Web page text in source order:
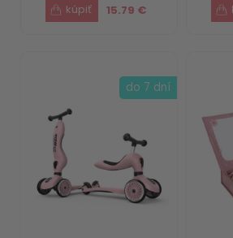
15.79 €
do 7 dní